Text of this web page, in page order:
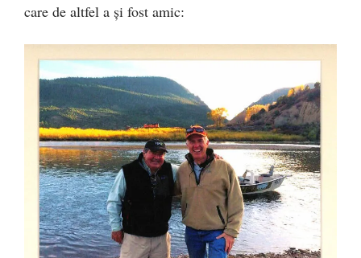
care de altfel a și fost amic: